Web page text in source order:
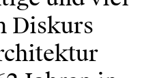
Diskurs